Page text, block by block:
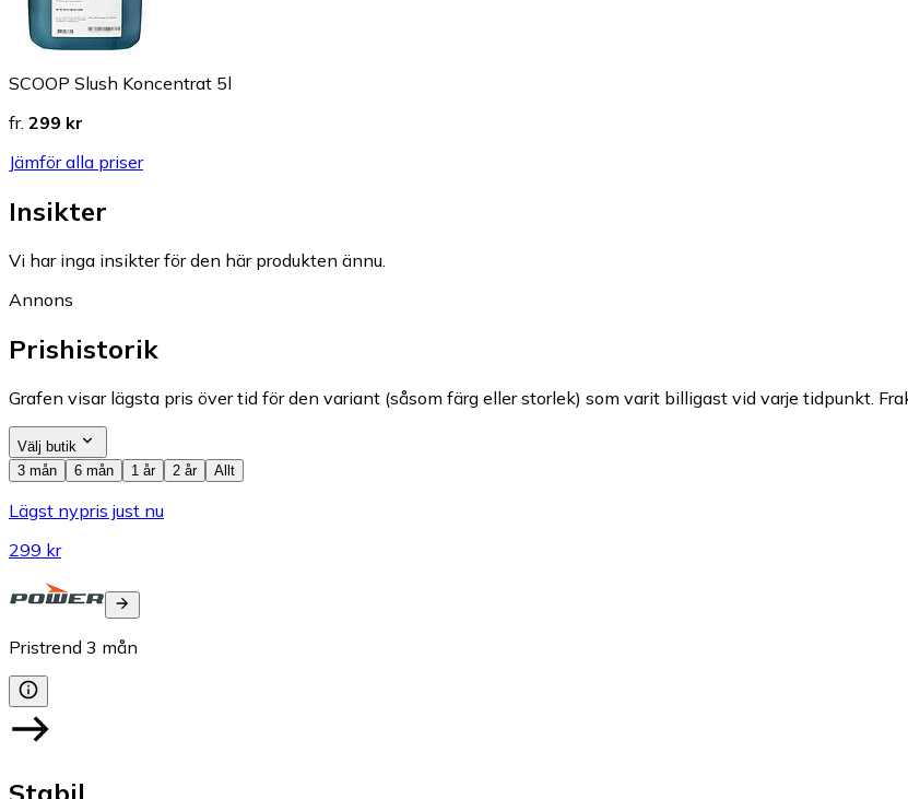
SCOOP Slush Koncentrat 5l
fr. 299 kr
Jämför alla priser
Insikter
Vi har inga insikter för den här produkten ännu.
Annons
Prishistorik
Grafen visar lägsta pris över tid för den variant (såsom färg eller storlek) som varit billigast vid varje tidpunkt.
Välj butik
3 mån
6 mån 1 år 2 år Allt
Lägst nypris just nu
299 kr
Pristrend 3 mån